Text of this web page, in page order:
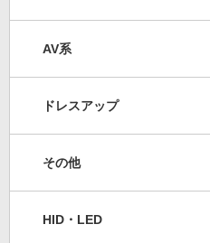
AV系
ドレスアップ
その他
HID・LED